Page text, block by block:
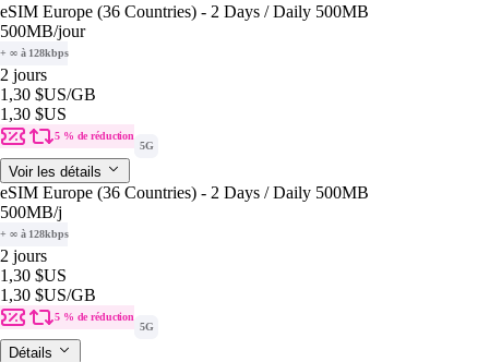
eSIM Europe (36 Countries) - 2 Days / Daily 500MB
500MB/jour
+ ∞ à 128kbps
2 jours
1,30 $US/GB
1,30 $US
5 % de réduction
5G
Voir les détails
eSIM Europe (36 Countries) - 2 Days / Daily 500MB
500MB/j
+ ∞ à 128kbps
2 jours
1,30 $US
1,30 $US/GB
5 % de réduction
5G
Détails